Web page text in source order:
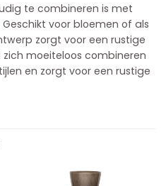
te combineren is met
voor bloemen of als
zorgt voor een rustige
moeiteloos combineren
en zorgt voor een rustige